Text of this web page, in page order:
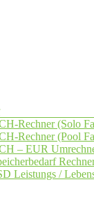
Rechner (Solo
Rechner (Pool
– EUR
Leistungs /